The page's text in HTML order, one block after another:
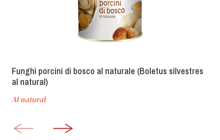
Funghi porcini di bosco al naturale (Boletus silvestres
al natural)
Al natural